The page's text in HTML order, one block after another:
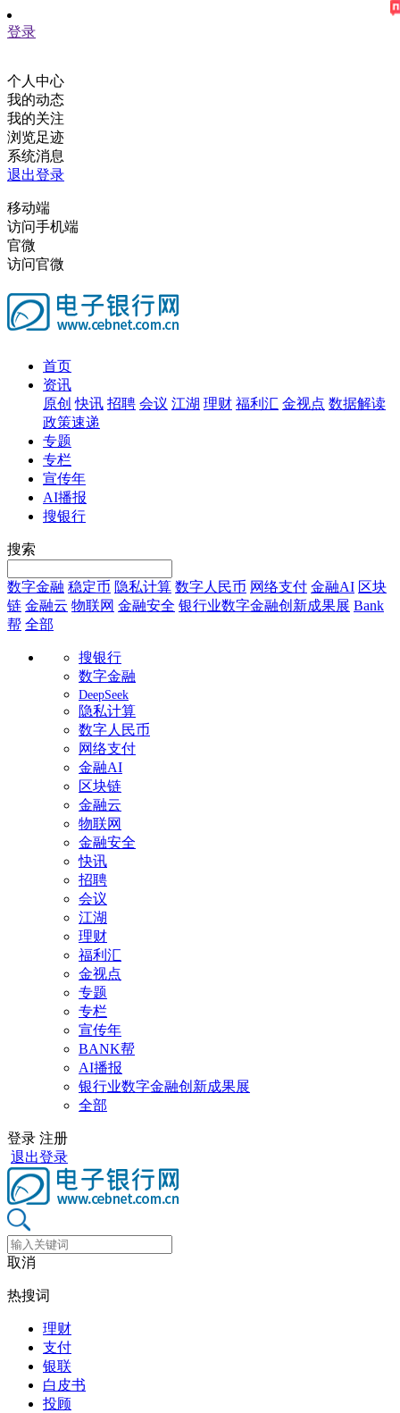
登录
个人中心
我的动态
我的关注
浏览足迹
系统消息
退出登录
移动端
访问手机端
官微
访问官微
首页
资讯
原创 快讯 招聘 会议 江湖 理财 福利汇 金视点 数据解读
政策速递
专题
专栏
宣传年
AI播报
搜银行
搜索
数字金融 稳定币 隐私计算 数字人民币 网络支付 金融AI 区块
链 金融云 物联网 金融安全 银行业数字金融创新成果展 Bank
帮 全部
搜银行
数字金融
DeepSeek
隐私计算
数字人民币
网络支付
金融AI
区块链
金融云
物联网
金融安全
快讯
招聘
会议
江湖
理财
福利汇
金视点
专题
专栏
宣传年
BANK帮
AI播报
银行业数字金融创新成果展
全部
登录 注册
退出登录
取消
热搜词
理财
支付
银联
白皮书
投顾